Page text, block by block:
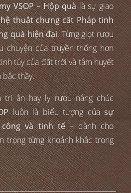
VSOP – Hộp quàlà sự giao
thuật chưng cất Pháp tinh
quà hiện đại. Từng giọt rượu
chuyện của truyền thống hơn
túy của đất trời và tâm huyết
bậc thầy.
ân hay ly rượu nâng chúc
luôn là biểu tượng củasự
và tinh tế– dành cho
trọng từng khoảnh khắc trong